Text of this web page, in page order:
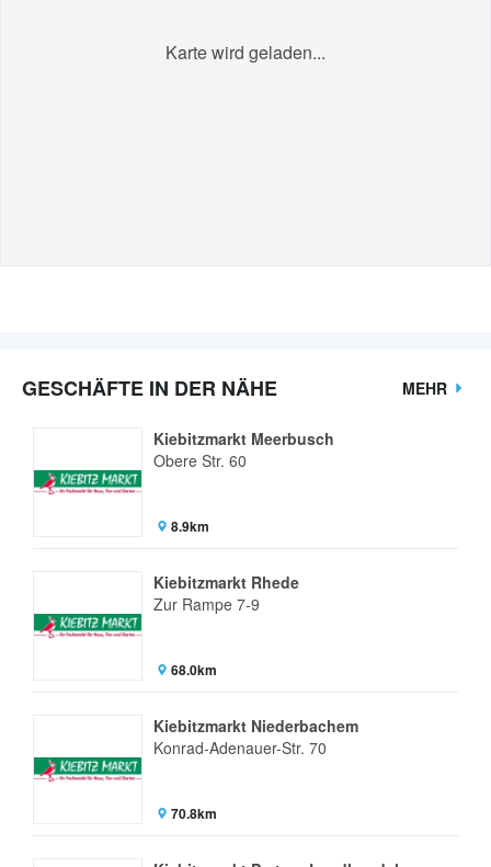
Karte wird geladen...
GESCHÄFTE IN DER NÄHE MEHR
Kiebitzmarkt Meerbusch
Obere Str. 60
8.9km
Kiebitzmarkt Rhede
Zur Rampe 7-9
68.0km
Kiebitzmarkt Niederbachem
Konrad-Adenauer-Str. 70
70.8km